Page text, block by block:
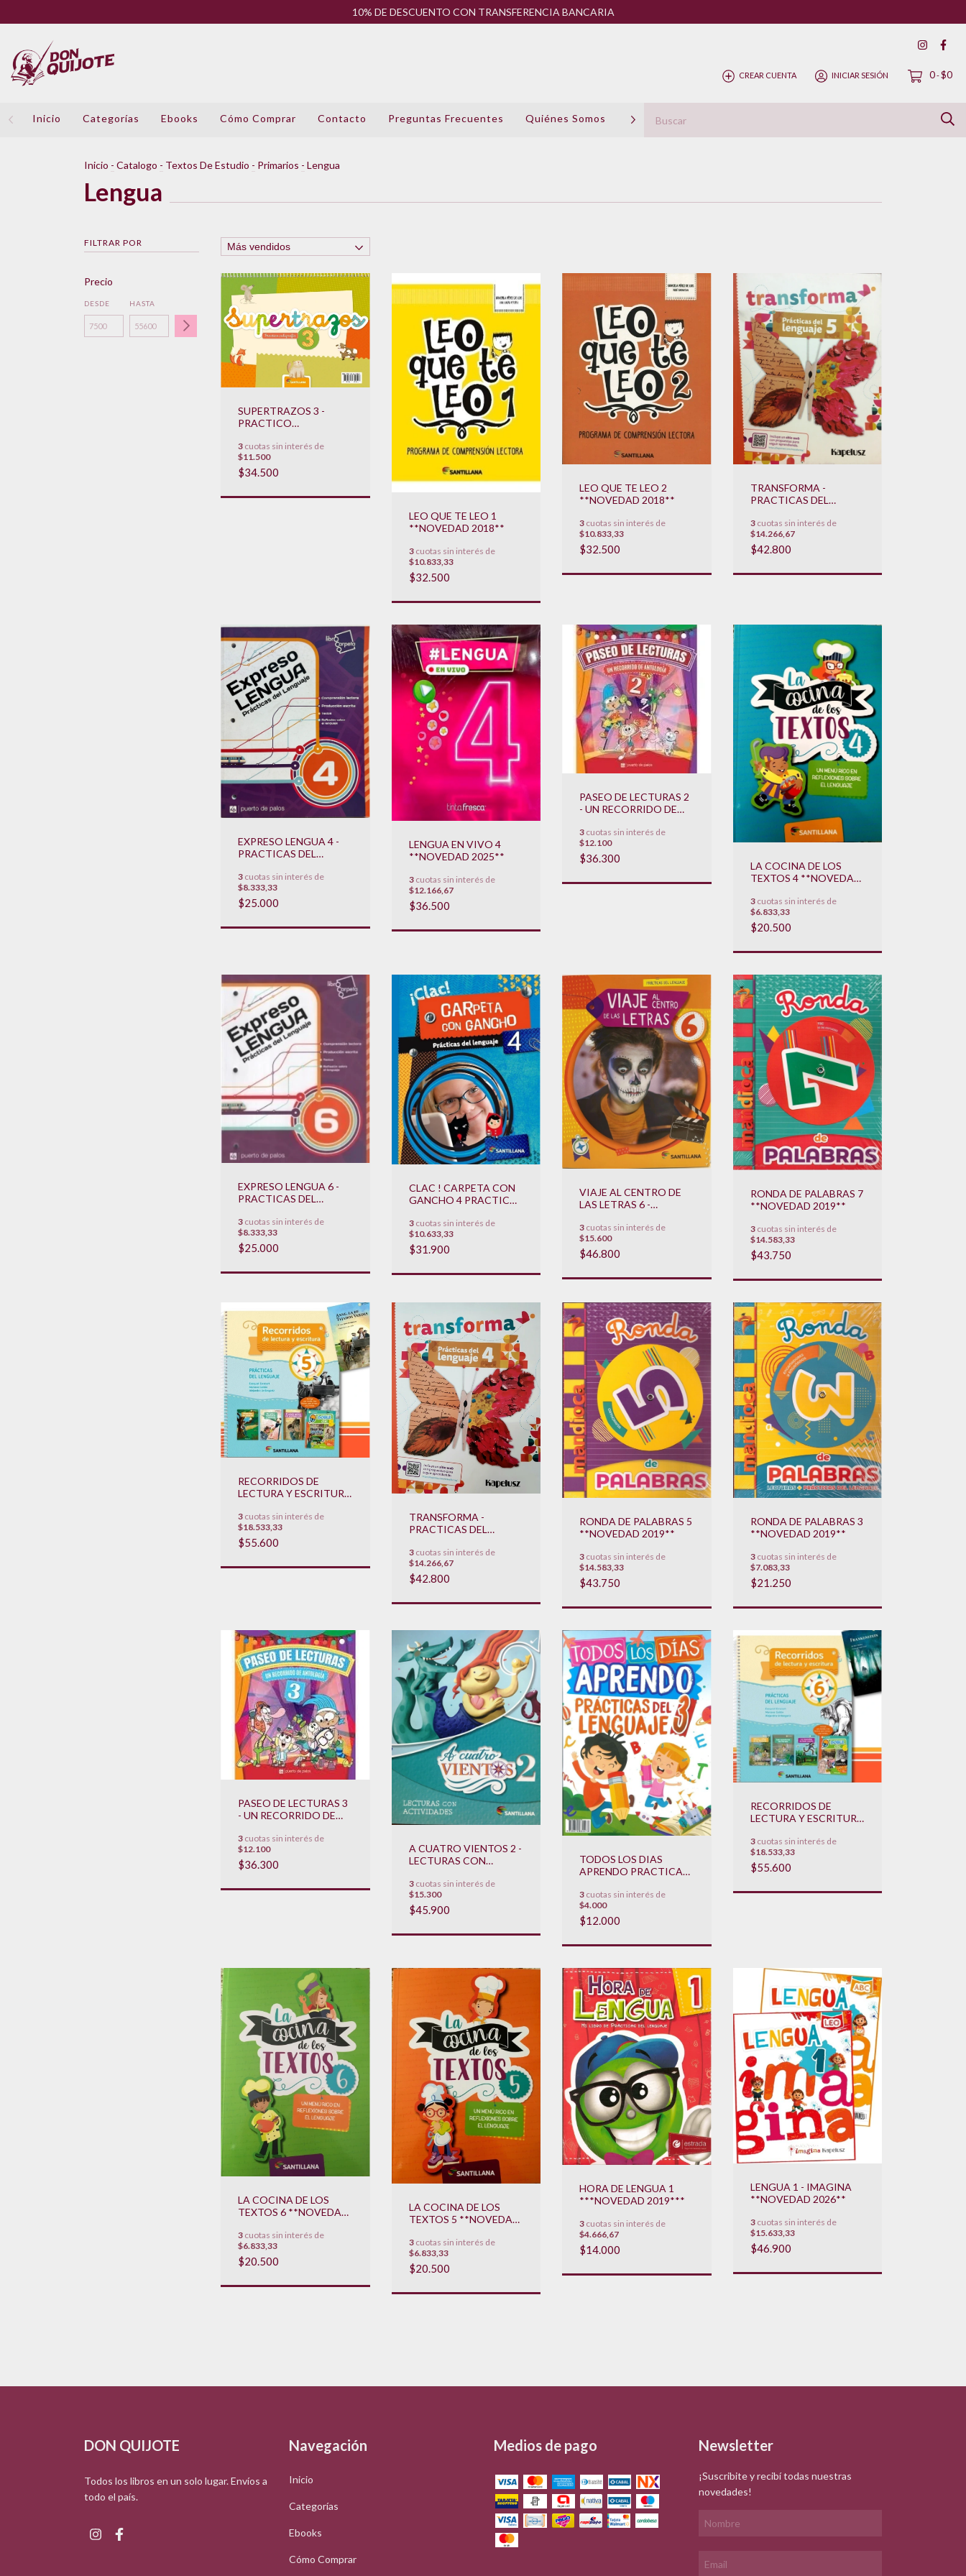
10% DE DESCUENTO CON TRANSFERENCIA BANCARIA
CREAR CUENTA INICIAR SESIÓN 0-$0
Inicio Categorías Ebooks Cómo Comprar Contacto Preguntas Frecuentes Quiénes Somos Política de Devolución
Inicio - Catalogo - Textos De Estudio - Primarios - Lengua
Lengua
FILTRAR POR
Precio
DESDE HASTA
SUPERTRAZOS 3 -
PRACTICO
PRACTICO
ORTOGRAFIA
**NOVEDAD 2020**
3 cuotas sin interés de
$11.500
$34.500
LEO QUE TE LEO 1
**NOVEDAD 2018**
3cuotas sin interés de
$10.833,33
$32.500
LEO QUE TE LEO 2
**NOVEDAD 2018**
3 cuotas sin interés de
$10.833,33
$32.500
TRANSFORMA -
PRACTICAS DEL
**NOVEDAD 2022**
3cuotas sin interés de
$14.266,67
$42.800
EXPRESO LENGUA 4 -
PRACTICAS DEL
CARPETA **NOVEDAD
2020**
3 cuotas sin interés de
$8.333,33
$25.000
LENGUA EN VIVO 4
**NOVEDAD 2025**
3cuotas sin interés de
$12.166,67
$36.500
PASEO DE LECTURAS 2
- UN RECORRIDO DE
**NOVEDAD 2024**
3 cuotas sin interés de
$12.100
$36.300
LA COCINA DE LOS
TEXTOS 4 **NOVEDAD
3cuotas sin interés de
$6.833,33
$20.500
EXPRESO LENGUA 6 -
PRACTICAS DEL
CARPETA **NOVEDAD
2020**
3 cuotas sin interés de
$8.333,33
$25.000
CLAC ! CARPETA CON
GANCHO 4 PRACTICAS
**PROMO 2019**
3cuotas sin interés de
$10.633,33
$31.900
VIAJE AL CENTRO DE
LAS LETRAS 6 -
LENGUAJE **NOVEDAD
2024**
3 cuotas sin interés de
$15.600
$46.800
RONDA DE PALABRAS 7
**NOVEDAD 2019**
3cuotas sin interés de
$14.583,33
$43.750
RECORRIDOS DE
LECTURA Y ESCRITURA
LENGUAJE **NOVEDAD
2023**
3 cuotas sin interés de
$18.533,33
$55.600
TRANSFORMA -
PRACTICAS DEL
**NOVEDAD 2022**
3cuotas sin interés de
$14.266,67
$42.800
RONDA DE PALABRAS 5
**NOVEDAD 2019**
3 cuotas sin interés de
$14.583,33
$43.750
RONDA DE PALABRAS 3
**NOVEDAD 2019**
3cuotas sin interés de
$7.083,33
$21.250
PASEO DE LECTURAS 3
- UN RECORRIDO DE
**NOVEDAD 2024**
3 cuotas sin interés de
$12.100
$36.300
A CUATRO VIENTOS 2 -
LECTURAS CON
**NOVEDAD 2024**
3cuotas sin interés de
$15.300
$45.900
TODOS LOS DIAS
APRENDO PRACTICAS
NOVEDAD 2023**
3 cuotas sin interés de
$4.000
$12.000
RECORRIDOS DE
LECTURA Y ESCRITURA
LENGUAJE **NOVEDAD
2023**
3cuotas sin interés de
$18.533,33
$55.600
LA COCINA DE LOS
TEXTOS 6 **NOVEDAD
3 cuotas sin interés de
$6.833,33
$20.500
LA COCINA DE LOS
TEXTOS 5 **NOVEDAD
3cuotas sin interés de
$6.833,33
$20.500
HORA DE LENGUA 1
***NOVEDAD 2019***
3 cuotas sin interés de
$4.666,67
$14.000
LENGUA 1 - IMAGINA
**NOVEDAD 2026**
3cuotas sin interés de
$15.633,33
$46.900
DON QUIJOTE
Todos los libros en un solo lugar. Envíos a
todo el país.
Navegación
Inicio
Categorías
Ebooks
Cómo Comprar
Medios de pago Newsletter
¡Suscribite y recibí todas nuestras
novedades!